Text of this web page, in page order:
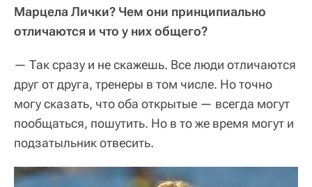
Марцела Лички? Чем они принципиально
отличаются и что у них общего?
— Так сразу и не скажешь. Все люди отличаются
друг от друга, тренеры в том числе. Но точно
могу сказать, что оба открытые — всегда могут
пообщаться, пошутить. Но в то же время могут и
подзатыльник отвесить.